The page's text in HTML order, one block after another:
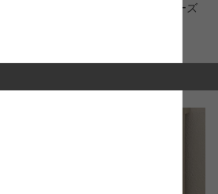
スライドレール仕様で開閉もスムーズ
やすく快適です。